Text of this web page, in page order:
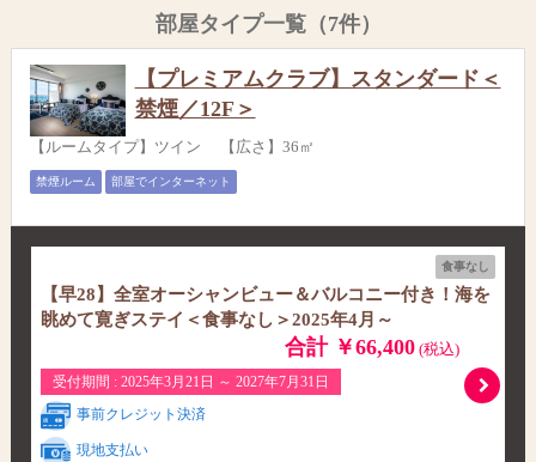
部屋タイプ一覧（7件）
【プレミアムクラブ】スタンダード＜
禁煙／12F＞
【ルームタイプ】ツイン 【広さ】36㎡
禁煙ルーム 部屋でインターネット
食事なし
【早28】全室オーシャンビュー＆バルコニー付き！海を
眺めて寛ぎステイ＜食事なし＞2025年4月～
合計 ￥66,400(税込)
受付期間 : 2025年3月21日 ～ 2027年7月31日
事前クレジット決済
現地支払い